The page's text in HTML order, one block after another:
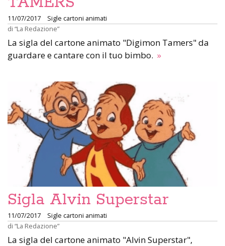
11/07/2017
Sigle cartoni animati
di “La Redazione”
La sigla del cartone animato "Digimon Tamers" da
guardare e cantare con il tuo bimbo. »
Sigla Alvin Superstar
11/07/2017
Sigle cartoni animati
di “La Redazione”
La sigla del cartone animato "Alvin Superstar",